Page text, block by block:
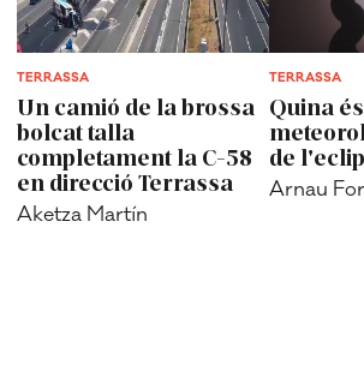
TERRASSA
Un camió de la brossa
bolcat talla
completament la C-58
en direcció Terrassa
Aketza Martín
TERRASSA
Quina
de
Arnau